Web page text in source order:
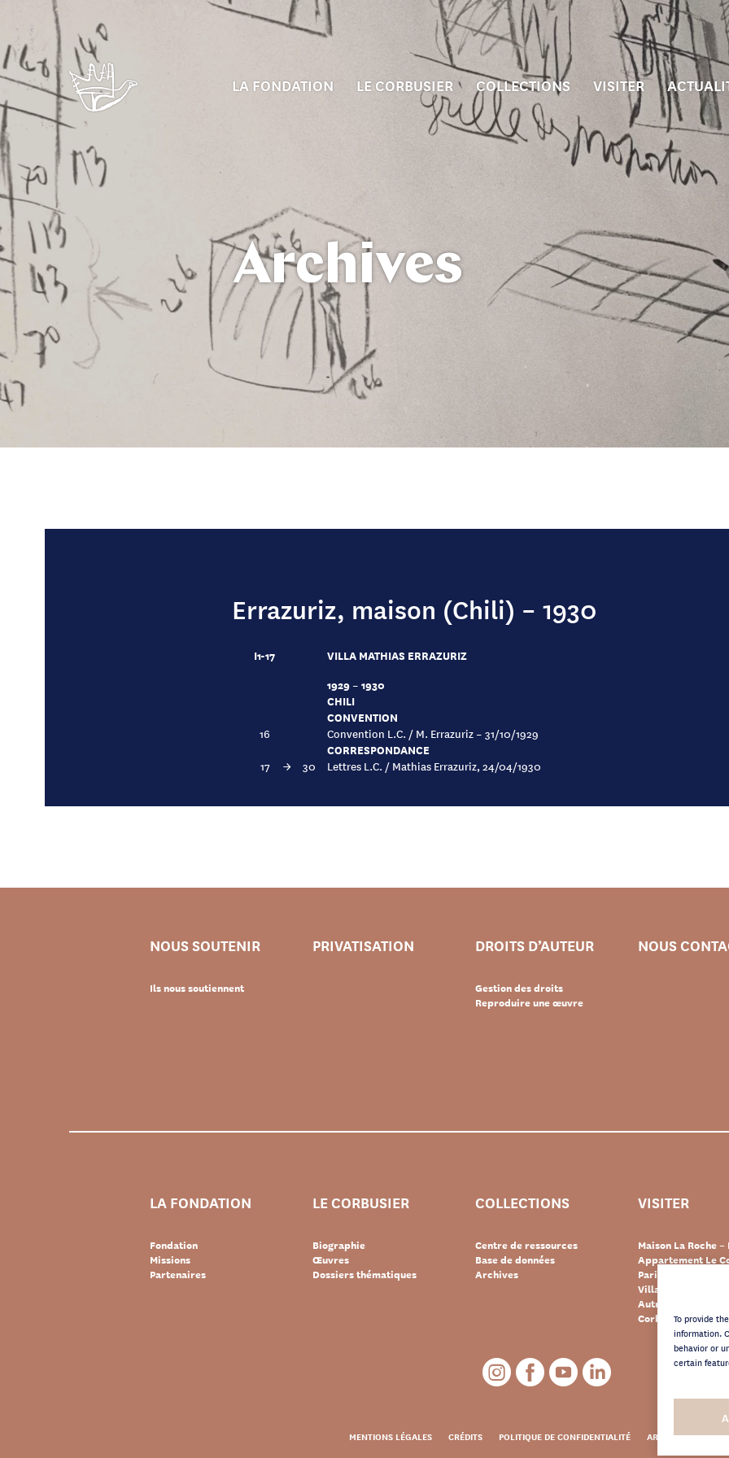
To provide
information.
behavior or
certain
LA FONDATION LE CORBUSIER COLLECTIONS VISITER
Archives
Errazuriz, maison (Chili) – 1930
I1-17
VILLA MATHIAS ERRAZURIZ
1929 – 1930
CHILI
CONVENTION
16 Convention L.C. / M. Errazuriz – 31/10/1929
CORRESPONDANCE
17 → 30 Lettres L.C. / Mathias Errazuriz, 24/04/1930
NOUS SOUTENIR
Ils nous soutiennent
PRIVATISATION DROITS D’AUTEUR
Gestion des droits
Reproduire une œuvre
NOUS
LA FONDATION
Fondation
Missions
Partenaires
LE CORBUSIER
Biographie
Œuvres
Dossiers thématiques
COLLECTIONS
Centre de ressources
Base de données
Archives
VISITER
Maison La Roche
Appartement Le
Paris
Villa « Le Lac » –
Autres
Corbusier
MENTIONS LÉGALES CRÉDITS POLITIQUE DE CONFIDENTIALITÉ ARCHIVES